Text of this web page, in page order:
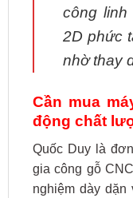
công
2D phức
nhờ thay
Cần mua
động chất
Quốc Duy là
gia công gỗ
nghiệm dày dặn